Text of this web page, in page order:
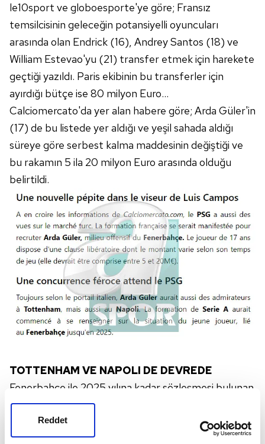
Reddet
le10sport ve globoesporte'ye göre; Fransız
temsilcisinin geleceğin potansiyelli oyuncuları
arasında olan Endrick (16), Andrey Santos (18) ve
William Estevao'yu (21) transfer etmek için harekete
geçtiği yazıldı. Paris ekibinin bu transferler için
ayırdığı bütçe ise 80 milyon Euro...
Calciomercato'da yer alan habere göre; Arda Güler'in
(17) de bu listede yer aldığı ve yeşil sahada aldığı
süreye göre serbest kalma maddesinin değiştiği ve
bu rakamın 5 ila 20 milyon Euro arasında olduğu
belirtildi.
TOTTENHAM VE NAPOLI DE DEVREDE
Fenerbahçe ile 2025 yılına kadar sözleşmesi bulunan
Arda Güler'i, Napoli ve Tottenham'ın da takip ettiği
haberin detaylarında yer aldı.